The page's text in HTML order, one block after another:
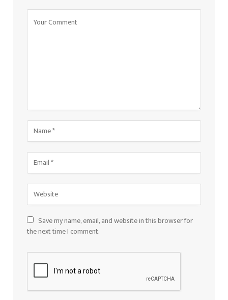
Save my name, email, and website in this browser for
the next time I comment.